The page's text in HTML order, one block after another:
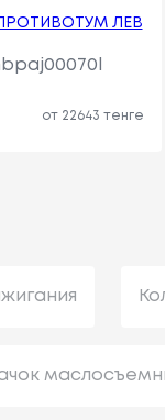
ЛЕВ
от 22643 тенге